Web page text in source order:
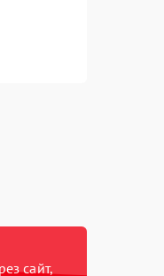
сайт,